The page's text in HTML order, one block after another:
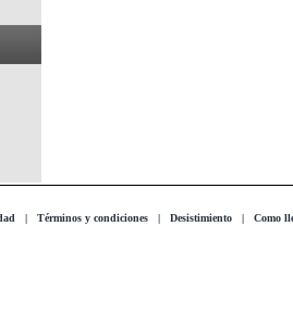
| Términos y condiciones | Desistimiento | Como